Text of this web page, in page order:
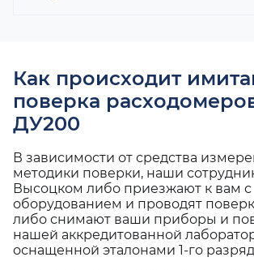
Как происходит
поверка
ДУ200
В зависимости от средства
методики поверки, наши
Высоцком либо приезжают к вам с
оборудованием и проводят
либо снимают ваши приборы и
нашей аккредитованной
оснащенной эталонами 1-го